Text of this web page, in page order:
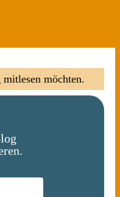
möchten.